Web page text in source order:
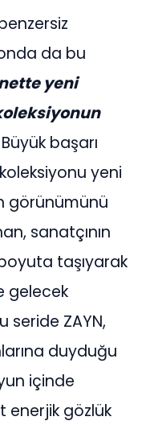
da bu
yeni
başarı
yeni
görünümünü
sanatçının
taşıyarak
gelecek
seride ZAYN,
duyduğu
içinde
enerjik gözlük